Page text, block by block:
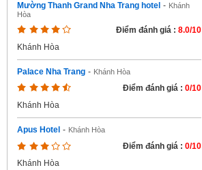
Mường Thanh Grand Nha Trang hotel - Khánh
Hòa
Điểm đánh giá : 8.0/10
Khánh Hòa
Palace Nha Trang - Khánh Hòa
Điểm đánh giá : 0/10
Khánh Hòa
Apus Hotel - Khánh Hòa
Điểm đánh giá : 0/10
Khánh Hòa